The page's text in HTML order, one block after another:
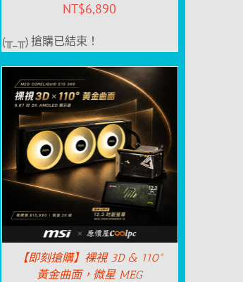
NT$6,890
(╥_╥) 搶購已結束！
【即刻搶購】裸視 3D & 110°
黃金曲面，微星 MEG